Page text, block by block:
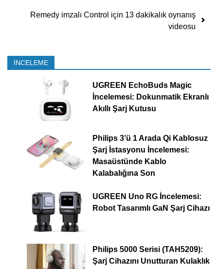
Remedy imzalı Control için 13 dakikalık oynanış
videosu
İNCELEME
UGREEN EchoBuds Magic
İncelemesi: Dokunmatik Ekranlı
Akıllı Şarj Kutusu
Philips 3’ü 1 Arada Qi Kablosuz
Şarj İstasyonu İncelemesi:
Masaüstünde Kablo
Kalabalığına Son
UGREEN Uno RG İncelemesi:
Robot Tasarımlı GaN Şarj Cihazı
Philips 5000 Serisi (TAH5209):
Şarj Cihazını Unutturan Kulaklık